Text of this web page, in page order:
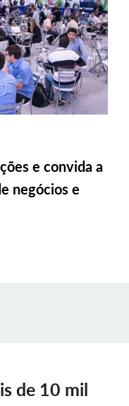
e convida a
negócios e
de 10 mil